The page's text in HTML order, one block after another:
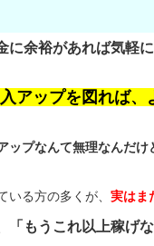
に余裕があれば気軽
アップを図れば、
ップなんて無理なんだけ
いる方の多くが、 実はま
「もうこれ以上稼げ